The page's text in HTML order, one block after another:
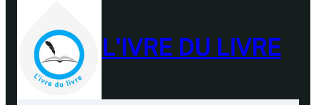
L'IVRE DU LIVRE